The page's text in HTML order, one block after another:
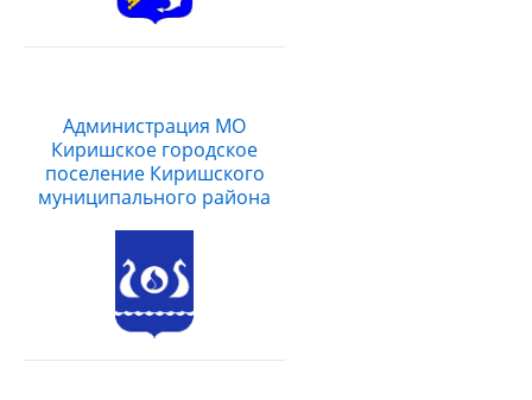
Администрация МО
Киришское городское
поселение Киришского
муниципального района